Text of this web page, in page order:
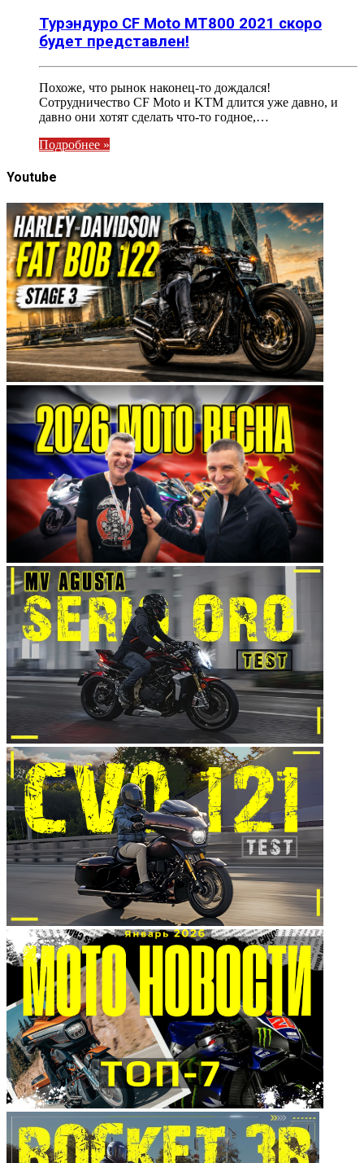
Турэндуро CF Moto MT800 2021 скоро
будет представлен!
Похоже, что рынок наконец-то дождался!
Сотрудничество CF Moto и KTM длится уже давно, и
давно они хотят сделать что-то годное,…
Подробнее »
Youtube